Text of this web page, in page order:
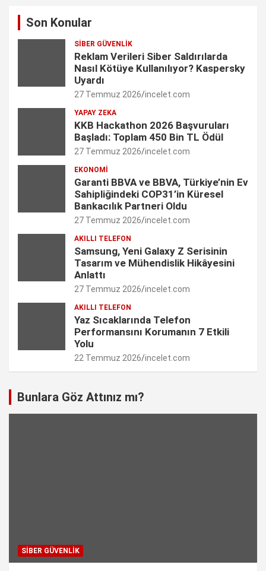
k
e
d
n
t
t
e
r
T
u
b
C
a
n
n
e
l
Son Konular
SIBER GÜVENLIK
Reklam Verileri Siber Saldırılarda
Nasıl Kötüye Kullanılıyor? Kaspersky
Uyardı
27 Temmuz 2026 incelet.com
YAPAY ZEKA
KKB Hackathon 2026 Başvuruları
Başladı: Toplam 450 Bin TL Ödül
27 Temmuz 2026 incelet.com
EKONOMI
Garanti BBVA ve BBVA, Türkiye’nin Ev
Sahipliğindeki COP31’in Küresel
Bankacılık Partneri Oldu
27 Temmuz 2026 incelet.com
AKILLI TELEFON
Samsung, Yeni Galaxy Z Serisinin
Tasarım ve Mühendislik Hikâyesini
Anlattı
27 Temmuz 2026 incelet.com
AKILLI TELEFON
Yaz Sıcaklarında Telefon
Performansını Korumanın 7 Etkili
Yolu
22 Temmuz 2026 incelet.com
Bunlara Göz Attınız mı?
SIBER GÜVENLIK